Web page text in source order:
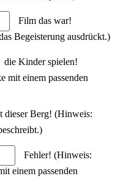
Film das war!
Begeisterung ausdrückt.)
die Kinder spielen!
mit einem passenden
dieser Berg! (Hinweis:
Fehler! (Hinweis:
einem passenden